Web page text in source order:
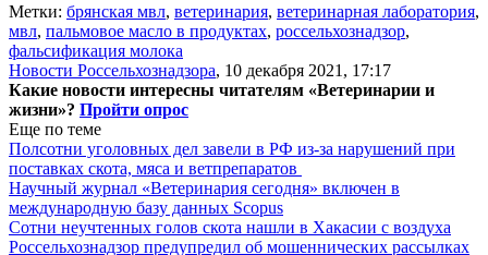
Метки: брянская мвл, ветеринария, ветеринарная лаборатория,
мвл, пальмовое масло в продуктах, россельхознадзор,
фальсификация молока
Новости Россельхознадзора, 10 декабря 2021, 17:17
Какие новости интересны читателям «Ветеринарии и
жизни»? Пройти опрос
Еще по теме
Полсотни уголовных дел завели в РФ из-за нарушений при
поставках скота, мяса и ветпрепаратов
Научный журнал «Ветеринария сегодня» включен в
международную базу данных Scopus
Сотни неучтенных голов скота нашли в Хакасии с воздуха
Россельхознадзор предупредил об мошеннических рассылках